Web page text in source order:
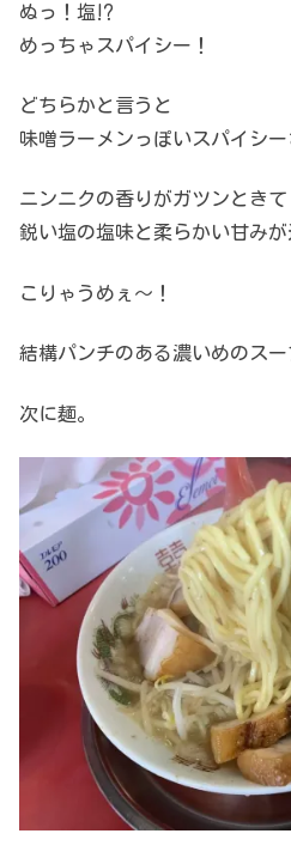
ぬっ！塩⁉
めっちゃスパイシー！
どちらかと言うと
味噌ラーメンっぽいスパイシー
ニンニクの香りがガツンときて
鋭い塩の塩味と柔らかい甘みが
こりゃうめぇ～！
結構パンチのある濃いめのスー
次に麺。